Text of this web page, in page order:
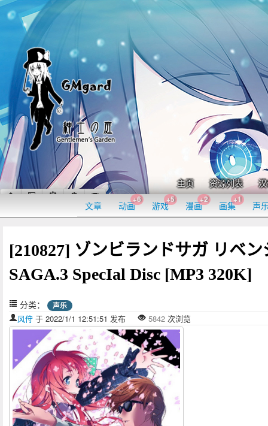
主页 资源列表
文章 动画
+6
游戏
+5
漫画
+2
画集
+1
声
[210827] ゾンビランドサガ リベン
SAGA.3 SpecIal Disc [MP3 320K]
分类： 声乐
风㑏 于 2022/1/1 12:51:51 发布 5842 次浏览